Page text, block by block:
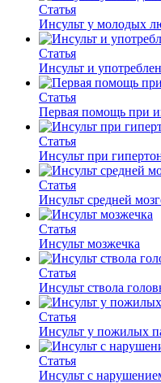
Статья
Инсульт у молодых
Статья
Инсульт и
Статья
Первая помощь при
Статья
Инсульт при
Статья
Инсульт средней
Статья
Инсульт мозжечка
Статья
Инсульт ствола
Статья
Инсульт у пожилых
Статья
Инсульт с